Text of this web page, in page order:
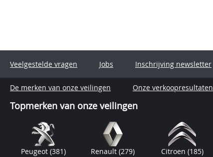
Veelgestelde vragen Jobs Inschrijving newsletter
De merken van onze veilingen Onze verkoopresultaten
Topmerken van onze veilingen
Peugeot(381) Renault(279) Citroen (185)